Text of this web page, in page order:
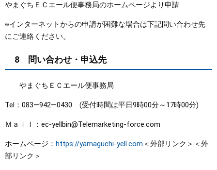
やまぐちＥＣエール便事務局のホームページより申請
※インターネットからの申請が困難な場合は下記問い合わせ先
にご連絡ください。
8 問い合わせ・申込先
やまぐちＥＣエール便事務局
Tel：083―942―0430 (受付時間は平日9時00分～17時00分)
Ｍａｉｌ：ec-yellbin@Telemarketing-force.com
ホームページ： https://yamaguchi-yell.com ＜外部リンク＞ ＜外
部リンク＞